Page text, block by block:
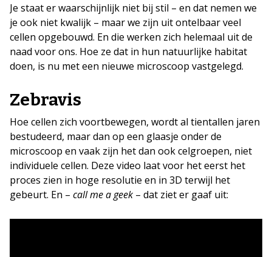
Je staat er waarschijnlijk niet bij stil – en dat nemen we
je ook niet kwalijk – maar we zijn uit ontelbaar veel
cellen opgebouwd. En die werken zich helemaal uit de
naad voor ons. Hoe ze dat in hun natuurlijke habitat
doen, is nu met een nieuwe microscoop vastgelegd.
Zebravis
Hoe cellen zich voortbewegen, wordt al tientallen jaren
bestudeerd, maar dan op een glaasje onder de
microscoop en vaak zijn het dan ook celgroepen, niet
individuele cellen. Deze video laat voor het eerst het
proces zien in hoge resolutie en in 3D terwijl het
gebeurt. En – call me a geek – dat ziet er gaaf uit: